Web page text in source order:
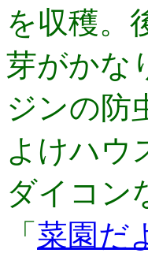
を収穫。
芽がかな
ジンの防
よけハウ
ダイコン
「 菜園だ